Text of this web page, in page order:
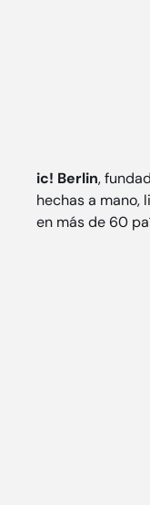
ic! Berlin,
hechas a mano,
en más de 60